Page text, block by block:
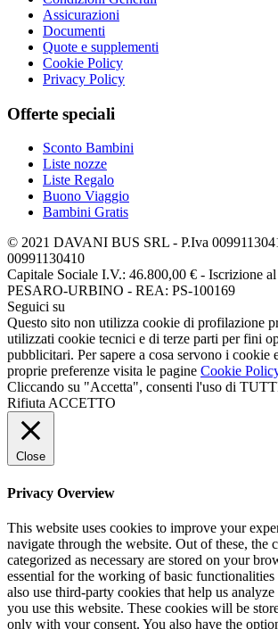
Assicurazioni
Documenti
Quote e supplementi
Cookie Policy
Privacy Policy
Offerte speciali
Sconto Bambini
Liste nozze
Liste Regalo
Buono Viaggio
Bambini Gratis
© 2021 DAVANI BUS SRL - P.Iva
00991130410
Capitale Sociale I.V.: 46.800,00 € - Iscrizione
PESARO-URBINO - REA: PS-100169
Seguici su
Questo sito non utilizza cookie di profilazione
utilizzati cookie tecnici e di terze parti per fini
pubblicitari. Per sapere a cosa servono i cookie
proprie preferenze visita le pagine Cookie
Cliccando su "Accetta", consenti l'uso di
Rifiuta ACCETTO
Close
Privacy Overview
This website uses cookies to improve your
navigate through the website. Out of these, the
categorized as necessary are stored on your
essential for the working of basic
also use third-party cookies that help us
you use this website. These cookies will be
only with your consent. You also have the